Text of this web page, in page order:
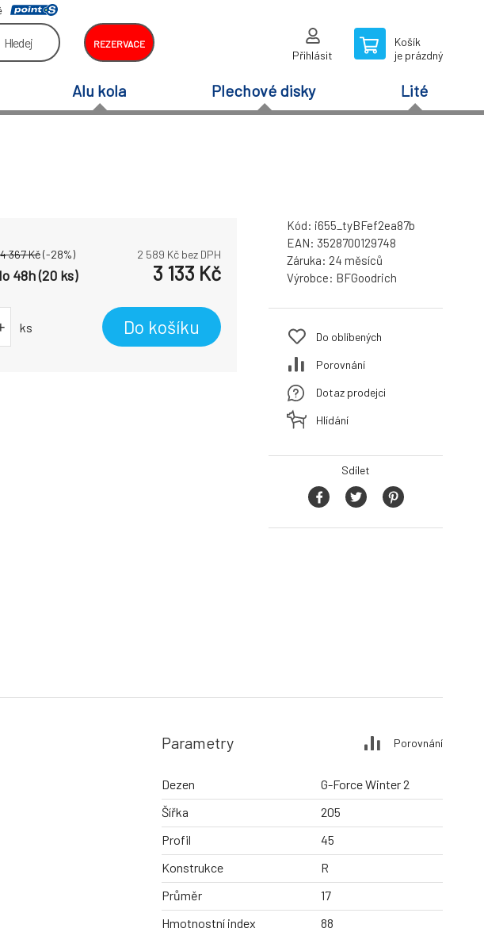
Hledej REZERVACE
Přihlásit
Košík
je prázdný
Alu kola Plechové disky Lité
4 367Kč(-28%) 2 589 Kč bez DPH
48h (20 ks) 3 133 Kč
ks Do košíku
Kód: i655_tyBFef2ea87b
EAN: 3528700129748
Záruka: 24 měsíců
Výrobce: BFGoodrich
Do oblíbených
Porovnání
Dotaz prodejci
Hlídání
Sdílet
Parametry Porovnání
Dezen
G-Force Winter 2
Šířka
205
Profil
45
Konstrukce
R
Průměr
17
Hmotnostní index
88